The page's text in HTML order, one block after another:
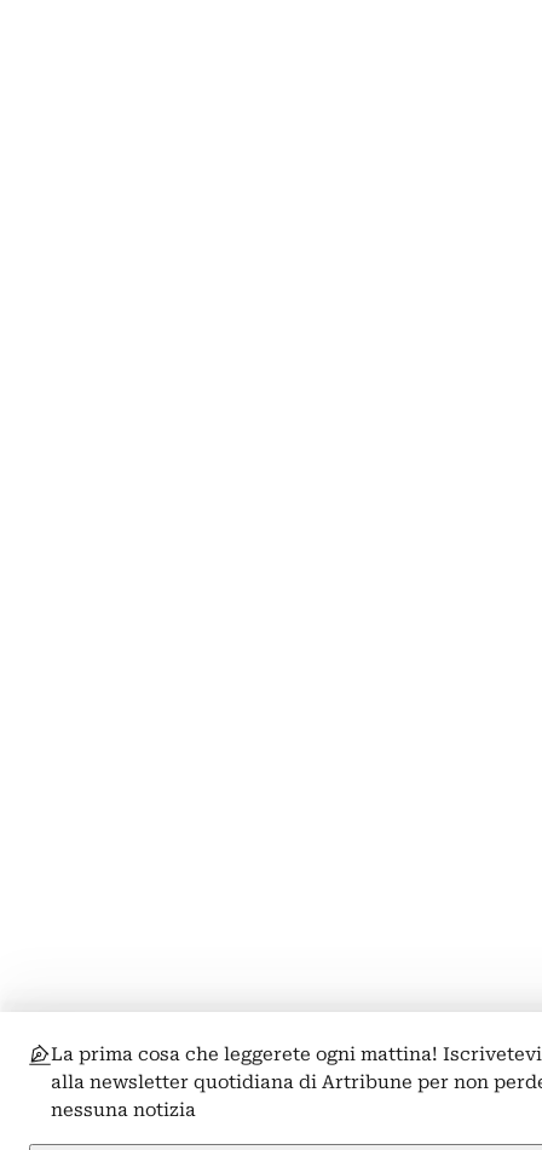
La prima cosa che leggerete ogni mattina! Iscrivetevi
alla newsletter quotidiana di Artribune per non
nessuna notizia